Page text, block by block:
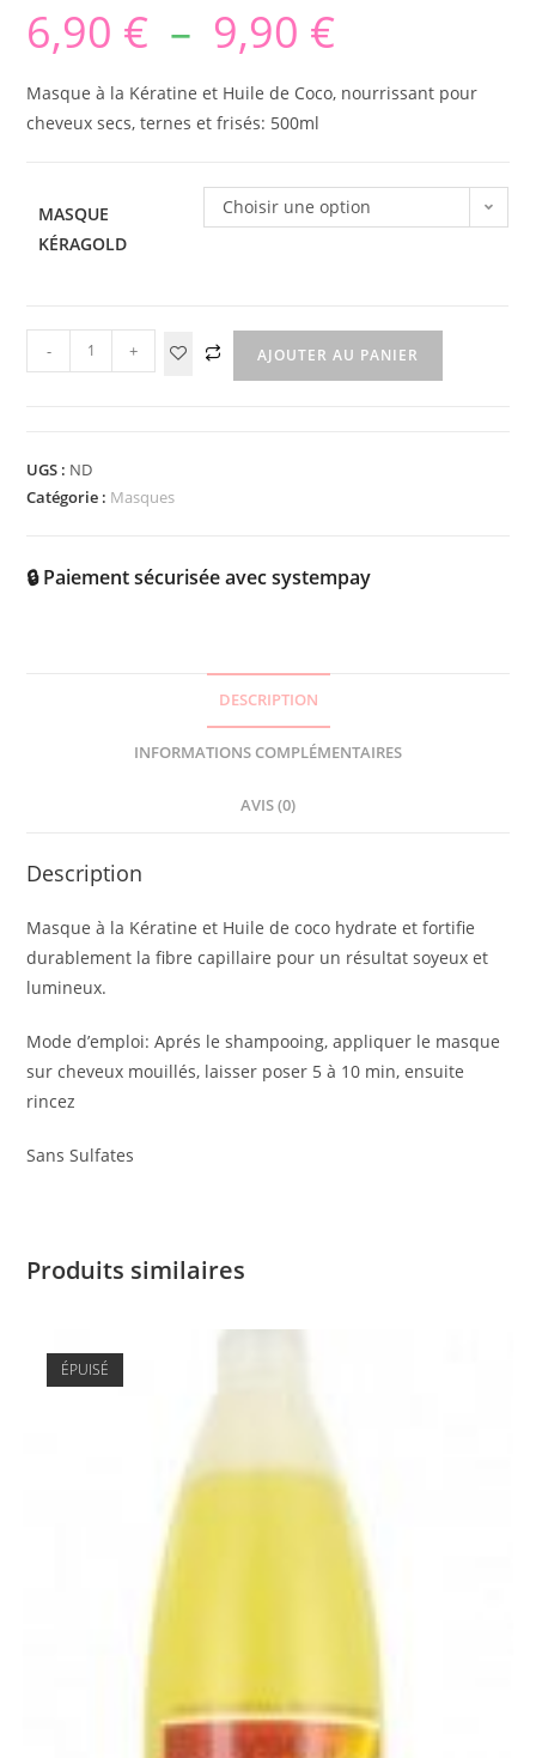
6,90 € – 9,90 €
Masque à la Kératine et Huile de Coco, nourrissant pour
cheveux secs, ternes et frisés: 500ml
MASQUE
KÉRAGOLD
Choisir une option
- + AJOUTER AU PANIER
UGS : ND
Catégorie : Masques
🔒 Paiement sécurisée avec systempay
DESCRIPTION
INFORMATIONS COMPLÉMENTAIRES
AVIS (0)
Description
Masque à la Kératine et Huile de coco hydrate et fortifie
durablement la fibre capillaire pour un résultat soyeux et
lumineux.
Mode d’emploi: Aprés le shampooing, appliquer le masque
sur cheveux mouillés, laisser poser 5 à 10 min, ensuite
rincez
Sans Sulfates
Produits similaires
ÉPUISÉ